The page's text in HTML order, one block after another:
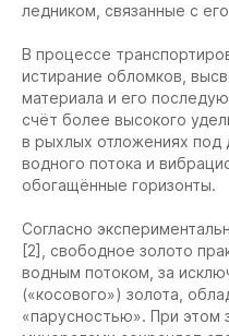
ледником, связанные с
В процессе
истирание обломков,
материала и его
счёт более высокого
в рыхлых отложениях под
водного потока и
обогащённые горизонты.
Согласно
[2], свободное золото
водным потоком, за
(«косового») золота,
«парусностью». При этом